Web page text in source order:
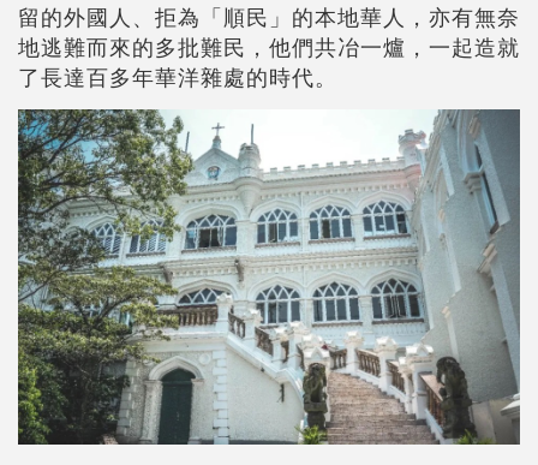
留的外國人、拒為「順民」的本地華人，亦有無奈
地逃難而來的多批難民，他們共冶一爐，一起造就
了長達百多年華洋雜處的時代。